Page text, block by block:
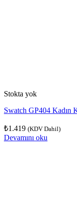
Stokta yok
Swatch GP404 Kadın
₺1.419 (KDV Dahil)
Devamını oku